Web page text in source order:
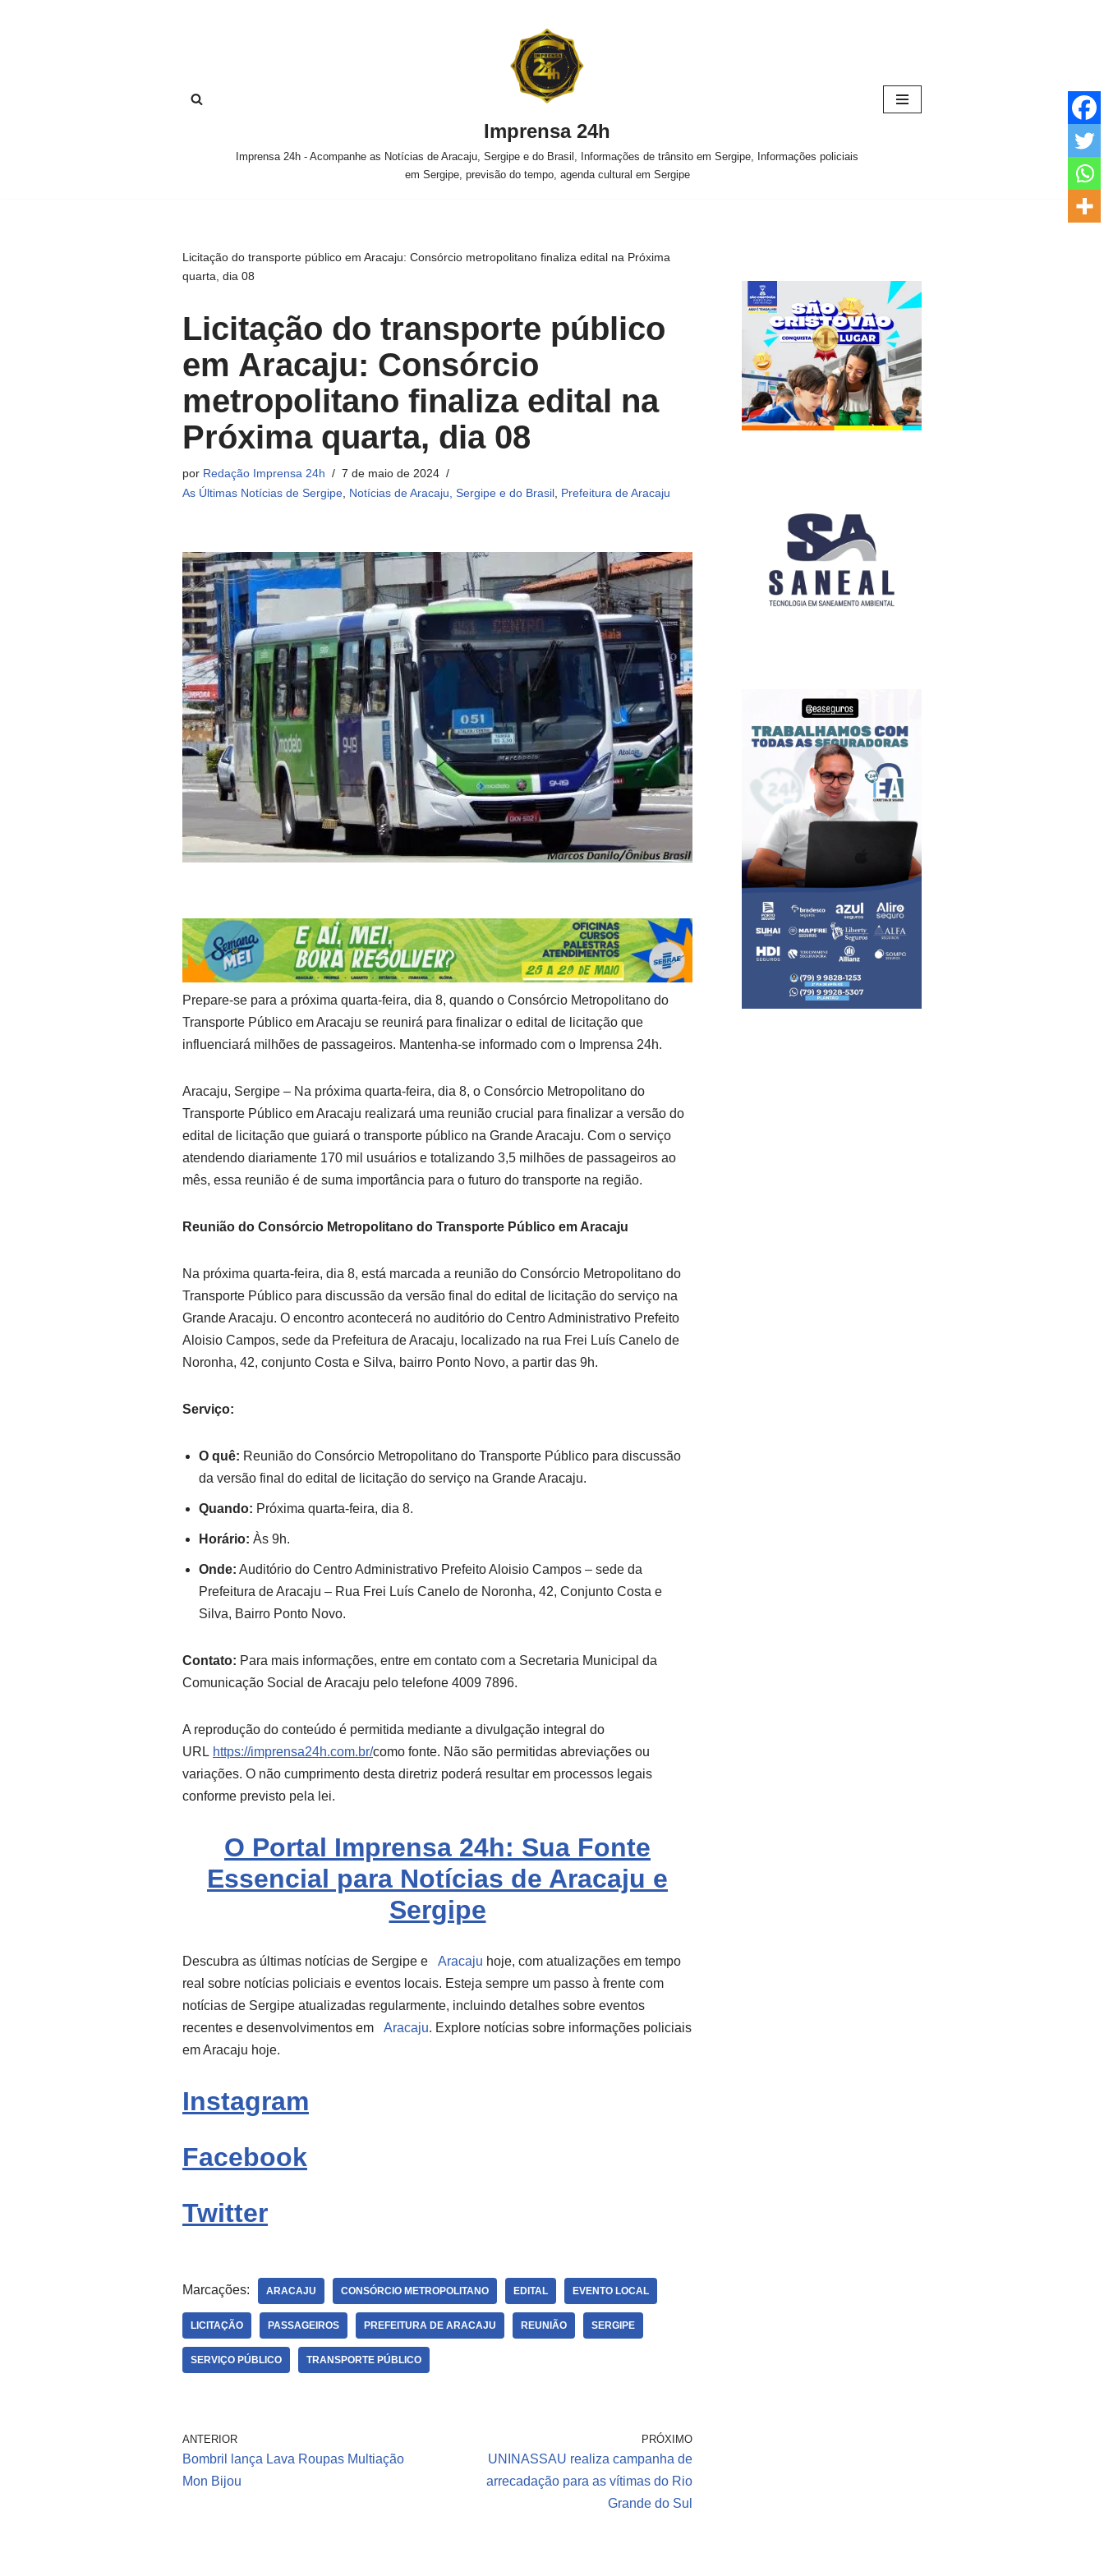
Imprensa 24h
Imprensa 24h - Acompanhe as Notícias de Aracaju, Sergipe e do Brasil, Informações de trânsito em Sergipe, Informações policiais
em Sergipe, previsão do tempo, agenda cultural em Sergipe
Licitação do transporte público em Aracaju: Consórcio metropolitano finaliza edital na Próxima
quarta, dia 08
Licitação do transporte público
em Aracaju: Consórcio
metropolitano finaliza edital na
Próxima quarta, dia 08
por Redação Imprensa 24h
7 de maio de 2024
As Últimas Notícias de Sergipe Notícias de Aracaju, Sergipe e do Brasil Prefeitura de Aracaju
Prepare-se para a próxima quarta-feira, dia 8, quando o Consórcio Metropolitano do
Transporte Público em Aracaju se reunirá para finalizar o edital de licitação que
influenciará milhões de passageiros. Mantenha-se informado com o Imprensa 24h.
Aracaju, Sergipe – Na próxima quarta-feira, dia 8, o Consórcio Metropolitano do
Transporte Público em Aracaju realizará uma reunião crucial para finalizar a versão do
edital de licitação que guiará o transporte público na Grande Aracaju. Com o serviço
atendendo diariamente 170 mil usuários e totalizando 3,5 milhões de passageiros ao
mês, essa reunião é de suma importância para o futuro do transporte na região.
Reunião do Consórcio Metropolitano do Transporte Público em Aracaju
Na próxima quarta-feira, dia 8, está marcada a reunião do Consórcio Metropolitano do
Transporte Público para discussão da versão final do edital de licitação do serviço na
Grande Aracaju. O encontro acontecerá no auditório do Centro Administrativo Prefeito
Aloisio Campos, sede da Prefeitura de Aracaju, localizado na rua Frei Luís Canelo de
Noronha, 42, conjunto Costa e Silva, bairro Ponto Novo, a partir das 9h.
Serviço:
O quê: Reunião do Consórcio Metropolitano do Transporte Público para discussão
da versão final do edital de licitação do serviço na Grande Aracaju.
Quando: Próxima quarta-feira, dia 8.
Horário: Às 9h.
Onde: Auditório do Centro Administrativo Prefeito Aloisio Campos – sede da
Prefeitura de Aracaju – Rua Frei Luís Canelo de Noronha, 42, Conjunto Costa e
Silva, Bairro Ponto Novo.
Contato: Para mais informações, entre em contato com a Secretaria Municipal da
Comunicação Social de Aracaju pelo telefone 4009 7896.
A reprodução do conteúdo é permitida mediante a divulgação integral do
URL https://imprensa24h.com.br/como fonte. Não são permitidas abreviações ou
variações. O não cumprimento desta diretriz poderá resultar em processos legais
conforme previsto pela lei.
O Portal Imprensa 24h: Sua Fonte
Essencial para Notícias de Aracaju e
Sergipe
Descubra as últimas notícias de Sergipe e Aracaju hoje, com atualizações em tempo
real sobre notícias policiais e eventos locais. Esteja sempre um passo à frente com
notícias de Sergipe atualizadas regularmente, incluindo detalhes sobre eventos
recentes e desenvolvimentos em
Aracaju. Explore notícias sobre informações policiais
em Aracaju hoje.
Instagram
Facebook
Twitter
Marcações: ARACAJU CONSÓRCIO METROPOLITANO EDITAL EVENTO LOCAL
LICITAÇÃO PASSAGEIROS PREFEITURA DE ARACAJU REUNIÃO SERGIPE
SERVIÇO PÚBLICO TRANSPORTE PÚBLICO
ANTERIOR
Bombril lança Lava Roupas Multiação
Mon Bijou
PRÓXIMO
UNINASSAU realiza campanha de
arrecadação para as vítimas do Rio
Grande do Sul